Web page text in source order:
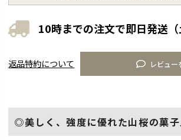
10時までの注文で即日発送（
レビュー
返品特約について
◎美しく、強度に優れた山桜の菓